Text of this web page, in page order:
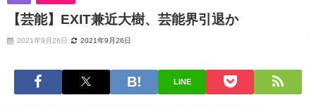
【芸能】EXIT兼近大樹、芸能界引退か
2021年9月26日 2021年9月26日
LINE